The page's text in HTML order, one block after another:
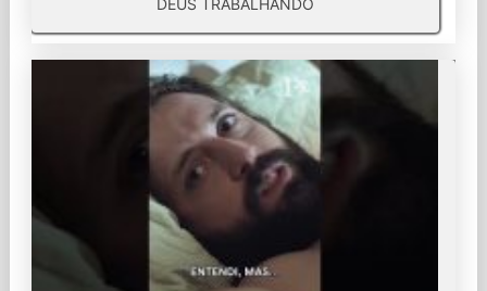
DEUS TRABALHANDO